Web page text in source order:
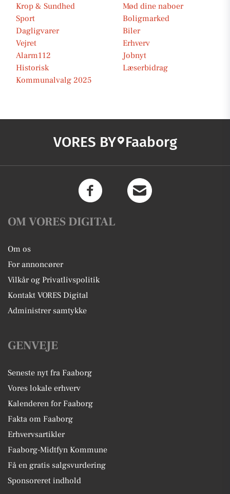
Krop & Sundhed
Mød dine naboer
Sport
Boligmarked
Dagligvarer
Biler
Vejret
Erhverv
Alarm112
Jobnyt
Historisk
Læserbidrag
Kommunalvalg 2025
VORES BY Faaborg
OM VORES DIGITAL
Om os
For annoncører
Vilkår og Privatlivspolitik
Kontakt VORES Digital
Administrer samtykke
GENVEJE
Seneste nyt fra Faaborg
Vores lokale erhverv
Kalenderen for Faaborg
Fakta om Faaborg
Erhvervsartikler
Faaborg-Midtfyn Kommune
Få en gratis salgsvurdering
Sponsoreret indhold